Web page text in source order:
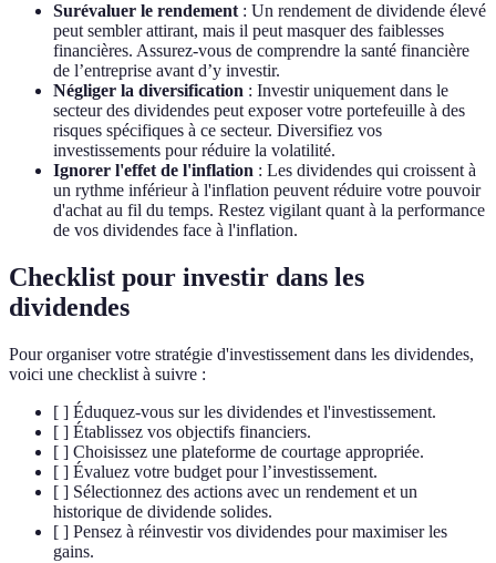
Surévaluer le rendement : Un rendement de dividende élevé
peut sembler attirant, mais il peut masquer des faiblesses
financières. Assurez-vous de comprendre la santé financière
de l’entreprise avant d’y investir.
Négliger la diversification : Investir uniquement dans le
secteur des dividendes peut exposer votre portefeuille à des
risques spécifiques à ce secteur. Diversifiez vos
investissements pour réduire la volatilité.
Ignorer l'effet de l'inflation : Les dividendes qui croissent à
un rythme inférieur à l'inflation peuvent réduire votre pouvoir
d'achat au fil du temps. Restez vigilant quant à la performance
de vos dividendes face à l'inflation.
Checklist pour investir dans les
dividendes
Pour organiser votre stratégie d'investissement dans les dividendes,
voici une checklist à suivre :
[ ] Éduquez-vous sur les dividendes et l'investissement.
[ ] Établissez vos objectifs financiers.
[ ] Choisissez une plateforme de courtage appropriée.
[ ] Évaluez votre budget pour l’investissement.
[ ] Sélectionnez des actions avec un rendement et un
historique de dividende solides.
[ ] Pensez à réinvestir vos dividendes pour maximiser les
gains.